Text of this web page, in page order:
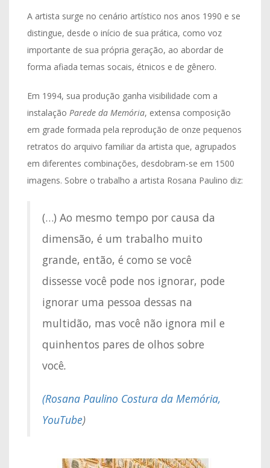
A artista surge no cenário artístico nos anos 1990 e se
distingue, desde o início de sua prática, como voz
importante de sua própria geração, ao abordar de
forma afiada temas socais, étnicos e de gênero.
Em 1994, sua produção ganha visibilidade com a
instalação Parede da Memória, extensa composição
em grade formada pela reprodução de onze pequenos
retratos do arquivo familiar da artista que, agrupados
em diferentes combinações, desdobram-se em 1500
imagens. Sobre o trabalho a artista Rosana Paulino diz:
(…) Ao mesmo tempo por causa da
dimensão, é um trabalho muito
grande, então, é como se você
dissesse você pode nos ignorar, pode
ignorar uma pessoa dessas na
multidão, mas você não ignora mil e
quinhentos pares de olhos sobre
você.
(Rosana Paulino Costura da Memória,
YouTube)